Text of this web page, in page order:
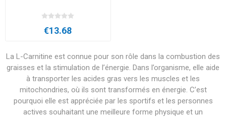
La L-Carnitine est connue pour son rôle dans la combustion des
graisses et la stimulation de l’énergie. Dans l’organisme, elle aide
à transporter les acides gras vers les muscles et les
mitochondries, où ils sont transformés en énergie. C’est
pourquoi elle est appréciée par les sportifs et les personnes
actives souhaitant une meilleure forme physique et un
€13.68